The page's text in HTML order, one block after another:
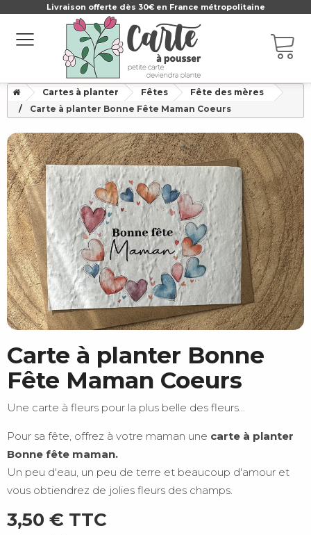
Livraison offerte dès 30€ en France métropolitaine
Cartes à planter Fêtes
Fête des mères
Carte à planter Bonne Fête Maman Coeurs
Carte à planter Bonne
Fête Maman Coeurs
Une carte à fleurs pour la plus belle des fleurs...
Pour sa fête, offrez à votre maman une carte à planter
Bonne fête maman.
Un peu d'eau, un peu de terre et beaucoup d'amour et
vous obtiendrez de jolies fleurs des champs.
3,50 € TTC